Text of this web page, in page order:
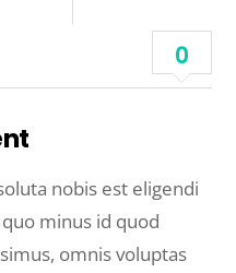
0
nobis est eligendi
minus id quod
omnis voluptas